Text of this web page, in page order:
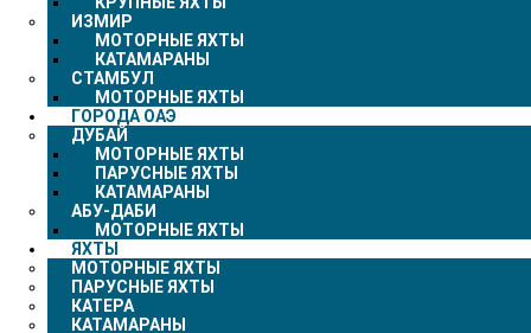
ИЗМИР
МОТОРНЫЕ ЯХТЫ
КАТАМАРАНЫ
СТАМБУЛ
МОТОРНЫЕ ЯХТЫ
ГОРОДА ОАЭ
ДУБАЙ
МОТОРНЫЕ ЯХТЫ
ПАРУСНЫЕ ЯХТЫ
КАТАМАРАНЫ
АБУ-ДАБИ
МОТОРНЫЕ ЯХТЫ
ЯХТЫ
МОТОРНЫЕ ЯХТЫ
ПАРУСНЫЕ ЯХТЫ
КАТЕРА
КАТАМАРАНЫ